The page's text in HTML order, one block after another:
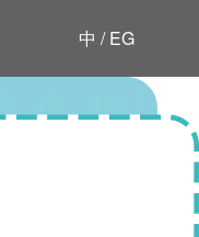
中 / EG